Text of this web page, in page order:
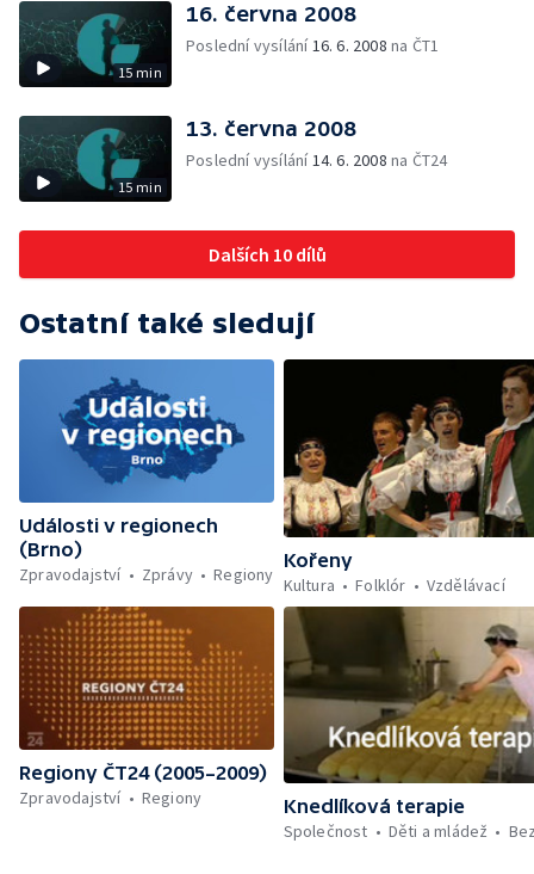
15 min
16. června 2008
Poslední vysílání16. 6. 2008 na ČT1
15 min
13. června 2008
Poslední vysílání14. 6. 2008 na ČT24
Dalších 10 dílů
Ostatní také sledují
Události v regionech
(Brno)
Zpravodajství
Zprávy Regiony
Kořeny
Kultura
Folklór Vzdělávací
Regiony ČT24 (2005–2009)
Zpravodajství
Regiony
Knedlíková terapie
Společnost
Děti a mládež